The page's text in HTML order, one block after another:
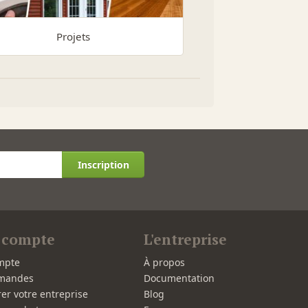
Projets
Inscription
votre entreprise
L'entreprise
À propos
Documentation
Blog